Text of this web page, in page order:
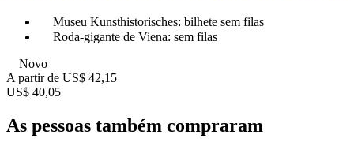
Museu Kunsthistorisches: bilhete sem filas
Roda-gigante de Viena: sem filas
Novo
A partir de US$ 42,15
US$ 40,05
As pessoas também compraram